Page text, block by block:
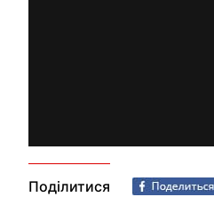
Поділитися